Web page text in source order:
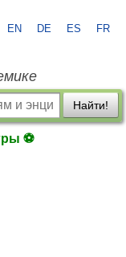
EN DE ES FR
Найти!
⚽